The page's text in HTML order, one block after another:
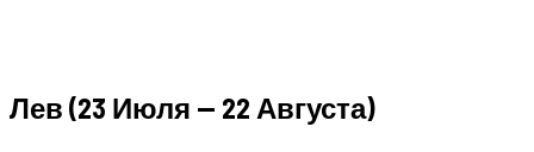
Лев (23 Июля — 22 Августа)